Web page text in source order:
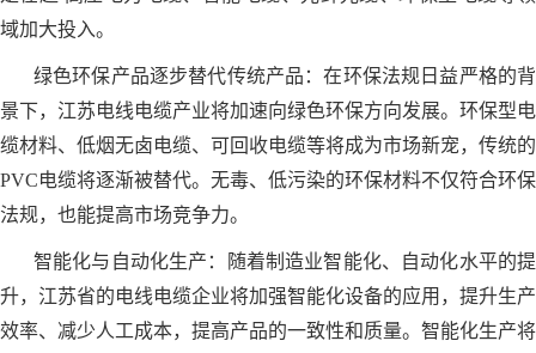
域加大投入。
绿色环保产品逐步替代传统产品：在环保法规日益严格的背
景下，江苏电线电缆产业将加速向绿色环保方向发展。环保型电
缆材料、低烟无卤电缆、可回收电缆等将成为市场新宠，传统的
PVC电缆将逐渐被替代。无毒、低污染的环保材料不仅符合环保
法规，也能提高市场竞争力。
智能化与自动化生产：随着制造业智能化、自动化水平的提
升，江苏省的电线电缆企业将加强智能化设备的应用，提升生产
效率、减少人工成本，提高产品的一致性和质量。智能化生产将